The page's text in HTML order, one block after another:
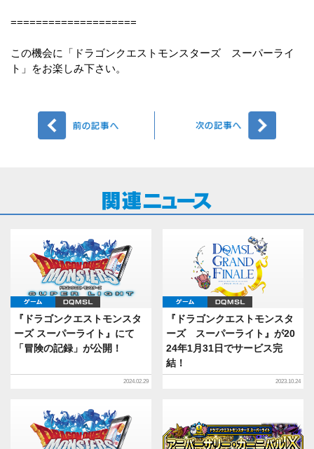
====================
この機会に「ドラゴンクエストモンスターズ スーパーライ
ト」をお楽しみ下さい。
ゲーム
『ドラゴンクエストモンスタ
ーズ スーパーライト』にて
「冒険の記録」が公開！
2024.02.29
ゲーム
『ドラゴンクエストモンスタ
ーズ スーパーライト』が20
24年1月31日でサービス完
結！
2023.10.24